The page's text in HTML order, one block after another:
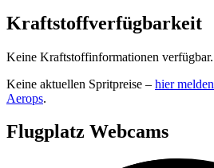
Kraftstoffverfügbarkeit
Keine Kraftstoffinformationen verfügbar.
Keine aktuellen Spritpreise – hier melden
Aerops.
Flugplatz Webcams